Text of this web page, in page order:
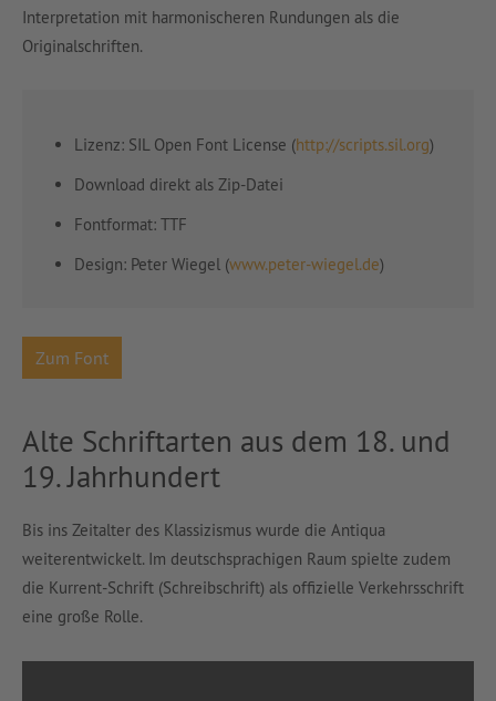
Interpretation mit harmonischeren Rundungen als die
Originalschriften.
Lizenz: SIL Open Font License (http://scripts.sil.org)
Download direkt als Zip-Datei
Fontformat: TTF
Design: Peter Wiegel (www.peter-wiegel.de)
Zum Font
Alte Schriftarten aus dem 18. und
19. Jahrhundert
Bis ins Zeitalter des Klassizismus wurde die Antiqua
weiterentwickelt. Im deutschsprachigen Raum spielte zudem
die Kurrent-Schrift (Schreibschrift) als offizielle Verkehrsschrift
eine große Rolle.